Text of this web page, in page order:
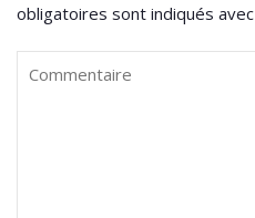
obligatoires sont indiqués avec